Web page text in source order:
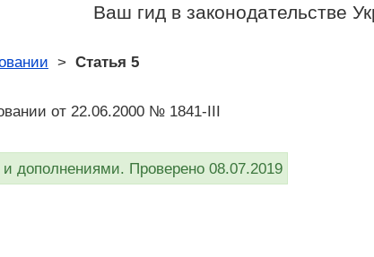
Ваш гид в законодательстве
> Статья 5
от 22.06.2000 № 1841-III
дополнениями. Проверено 08.07.2019